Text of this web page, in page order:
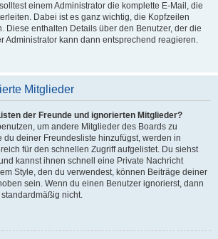
einem Administrator die komplette E-Mail, die
Dabei ist es ganz wichtig, die Kopfzeilen
Diese enthalten Details über den Benutzer, der die
Administrator kann dann entsprechend reagieren.
Mitglieder
der Freunde und ignorierten Mitglieder?
um andere Mitglieder des Boards zu
du deiner Freundesliste hinzufügst, werden in
für den schnellen Zugriff aufgelistet. Du siehst
kannst ihnen schnell eine Private Nachricht
Style, den du verwendest, können Beiträge deiner
sein. Wenn du einen Benutzer ignorierst, dann
nicht.